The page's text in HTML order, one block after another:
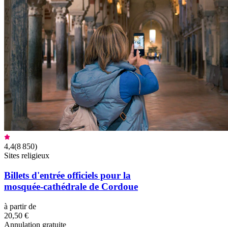
4,4(8 850)
Sites religieux
Billets d'entrée officiels pour la
mosquée-cathédrale de Cordoue
à partir de
20,50 €
Annulation gratuite